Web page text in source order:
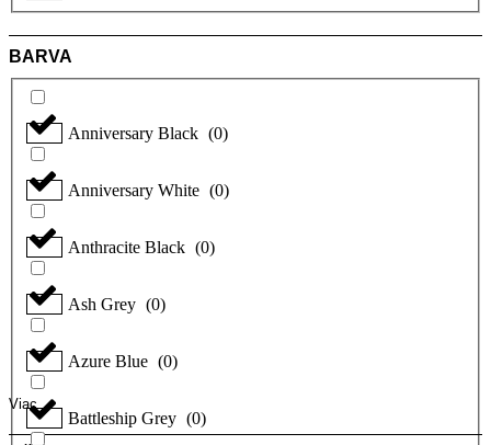
BARVA
Anniversary Black (0)
Anniversary White (0)
Anthracite Black (0)
Ash Grey (0)
Azure Blue (0)
Battleship Grey (0)
Viac